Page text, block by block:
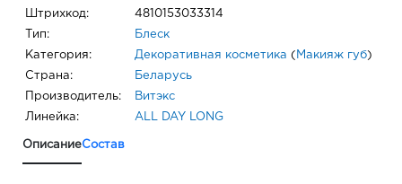
Штрихкод: 4810153033314
Тип: Блеск
Категория: Декоративная косметика ( Макияж губ)
Страна: Беларусь
Производитель: Витэкс
Линейка: ALL DAY LONG
ОписаниеСостав